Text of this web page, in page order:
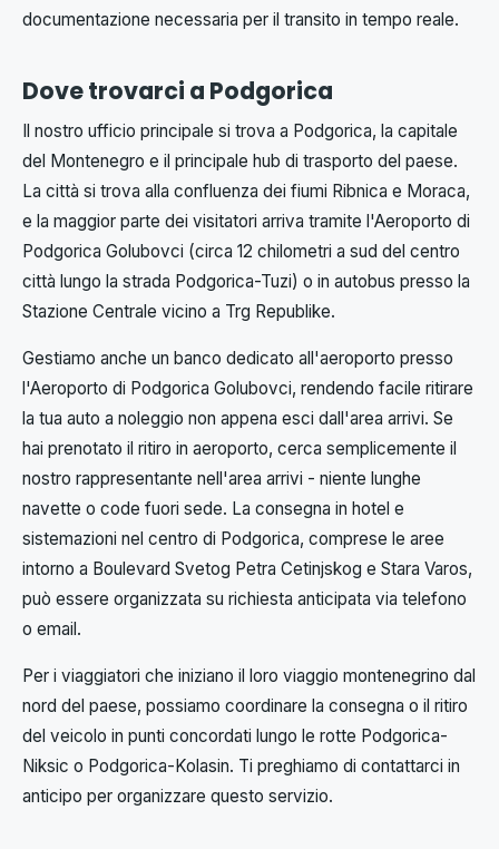
documentazione necessaria per il transito in tempo reale.
Dove trovarci a Podgorica
Il nostro ufficio principale si trova a Podgorica, la capitale
del Montenegro e il principale hub di trasporto del paese.
La città si trova alla confluenza dei fiumi Ribnica e Moraca,
e la maggior parte dei visitatori arriva tramite l'Aeroporto di
Podgorica Golubovci (circa 12 chilometri a sud del centro
città lungo la strada Podgorica-Tuzi) o in autobus presso la
Stazione Centrale vicino a Trg Republike.
Gestiamo anche un banco dedicato all'aeroporto presso
l'Aeroporto di Podgorica Golubovci, rendendo facile ritirare
la tua auto a noleggio non appena esci dall'area arrivi. Se
hai prenotato il ritiro in aeroporto, cerca semplicemente il
nostro rappresentante nell'area arrivi - niente lunghe
navette o code fuori sede. La consegna in hotel e
sistemazioni nel centro di Podgorica, comprese le aree
intorno a Boulevard Svetog Petra Cetinjskog e Stara Varos,
può essere organizzata su richiesta anticipata via telefono
o email.
Per i viaggiatori che iniziano il loro viaggio montenegrino dal
nord del paese, possiamo coordinare la consegna o il ritiro
del veicolo in punti concordati lungo le rotte Podgorica-
Niksic o Podgorica-Kolasin. Ti preghiamo di contattarci in
anticipo per organizzare questo servizio.